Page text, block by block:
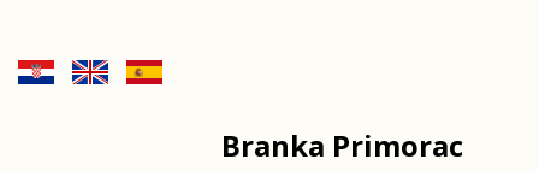
Branka Primorac